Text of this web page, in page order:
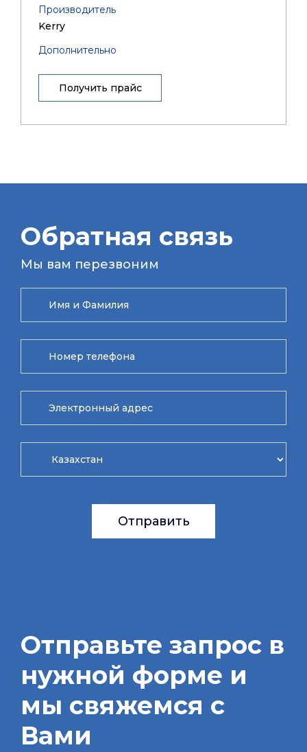
Производитель
Kerry
Дополнительно
Получить прайс
Обратная связь
Мы вам перезвоним
Отправить
Отправьте запрос в
нужной форме и
мы свяжемся с
Вами